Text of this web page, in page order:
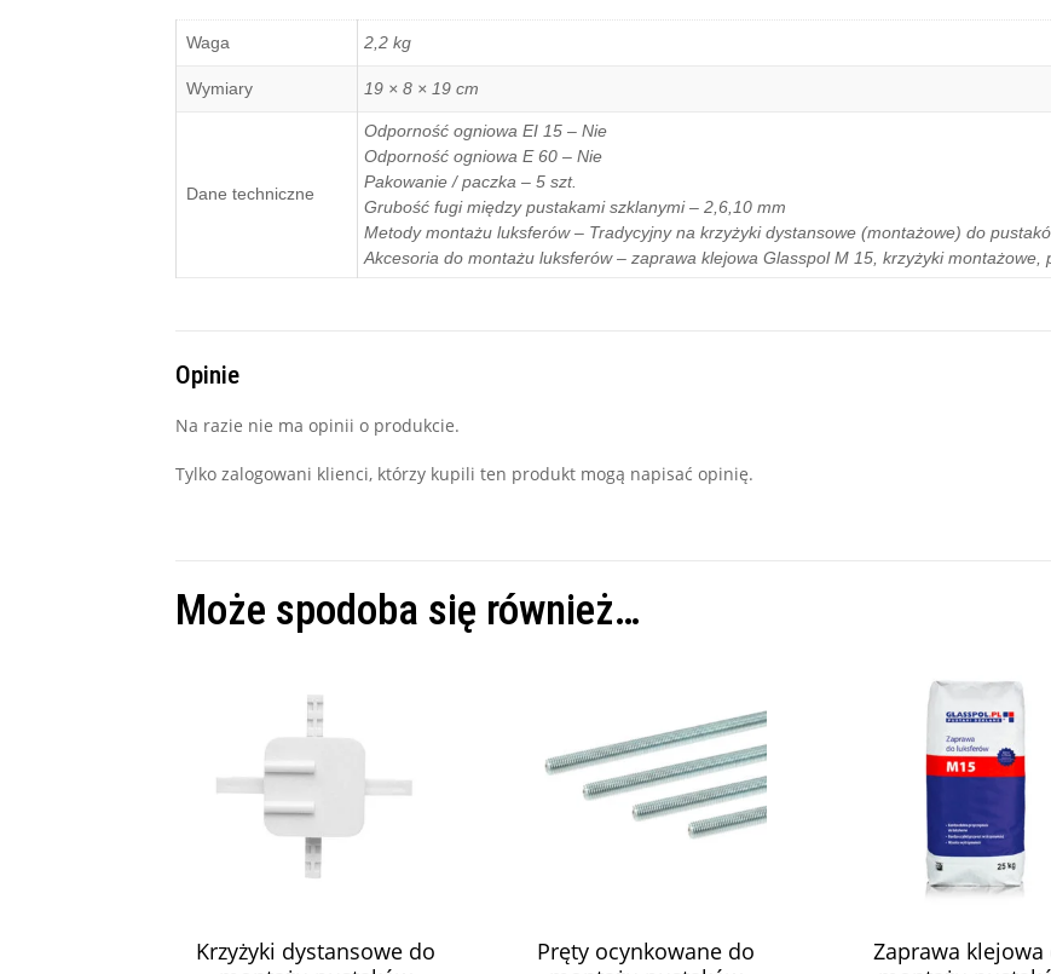
Waga 2,2 kg
Wymiary 19 × 8 × 19 cm
Dane techniczne
Odporność ogniowa EI 15 – Nie
Odporność ogniowa E 60 – Nie
Pakowanie / paczka – 5 szt.
Grubość fugi między pustakami szklanymi – 2,6,10 mm
Metody montażu luksferów – Tradycyjny na krzyżyki dystansowe (montażowe) do
Akcesoria do montażu luksferów – zaprawa klejowa Glasspol M 15, krzyżyki montażowe,
Opinie
Na razie nie ma opinii o produkcie.
Tylko zalogowani klienci, którzy kupili ten produkt mogą napisać opinię.
Może spodoba się również…
Krzyżyki dystansowe do
Pręty ocynkowane do
Zaprawa klejowa